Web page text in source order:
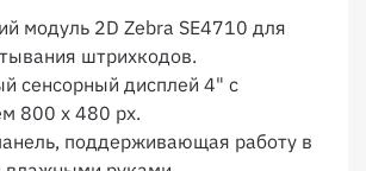
модуль 2D Zebra SE4710 для
штрихкодов.
сенсорный дисплей 4" с
800 x 480 px.
поддерживающая работу в